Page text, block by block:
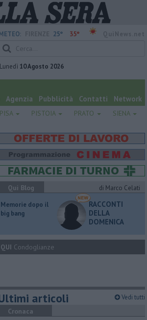
25° 35°
Lunedì 10 Agosto 2026
Agenzia Pubblicità Contatti Network
PISA PISTOIA PRATO SIENA
Qui Blog
di Marco Celati
Memorie dopo il
big bang
RACCONTI
DELLA
DOMENICA
QUI Condoglianze
articoli Vedi tutti
Cronaca